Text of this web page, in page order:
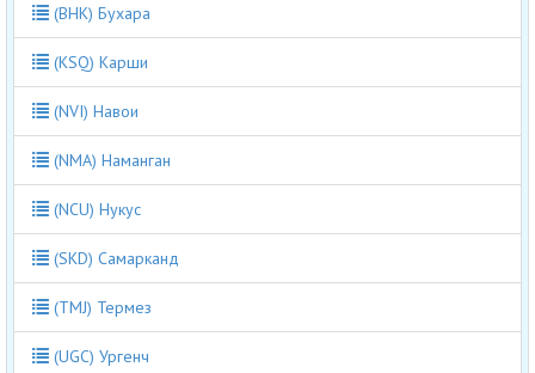
(BHK) Бухара
(KSQ) Карши
(NVI) Навои
(NMA) Наманган
(NCU) Нукус
(SKD) Самарканд
(TMJ) Термез
(UGC) Ургенч